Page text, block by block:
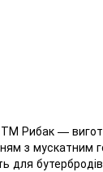
Рибак —
з мускатним
для